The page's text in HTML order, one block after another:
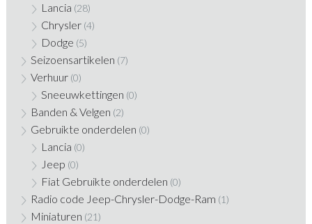
Lancia (28)
Chrysler (4)
Dodge (5)
Seizoensartikelen (7)
Verhuur (0)
Sneeuwkettingen (0)
Banden & Velgen (2)
Gebruikte onderdelen (0)
Lancia (0)
Jeep (0)
Fiat Gebruikte onderdelen (0)
Radio code Jeep-Chrysler-Dodge-Ram (1)
Miniaturen (21)